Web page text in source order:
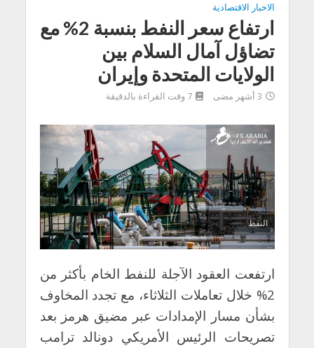
الاخبار الاقتصادية
ارتفاع سعر النفط بنسبة 2% مع
تضاؤل آمال السلام بين
الولايات المتحدة وإيران
3 أشهر مضى 7 وقت القراءة بالدقيقة
النفط
ارتفعت العقود الآجلة للنفط الخام بأكثر من
2% خلال تعاملات الثلاثاء، مع تجدد المخاوف
بشأن مسار الإمدادات عبر مضيق هرمز بعد
تصريحات الرئيس الأمريكي دونالد ترامب